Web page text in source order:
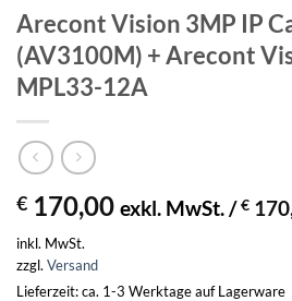
Arecont Vision 3MP IP
(AV3100M) + Arecont
MPL33-12A
€ 170,00 exkl. MwSt. /€
inkl. MwSt.
zzgl. Versand
Lieferzeit: ca. 1-3 Werktage auf Lagerware